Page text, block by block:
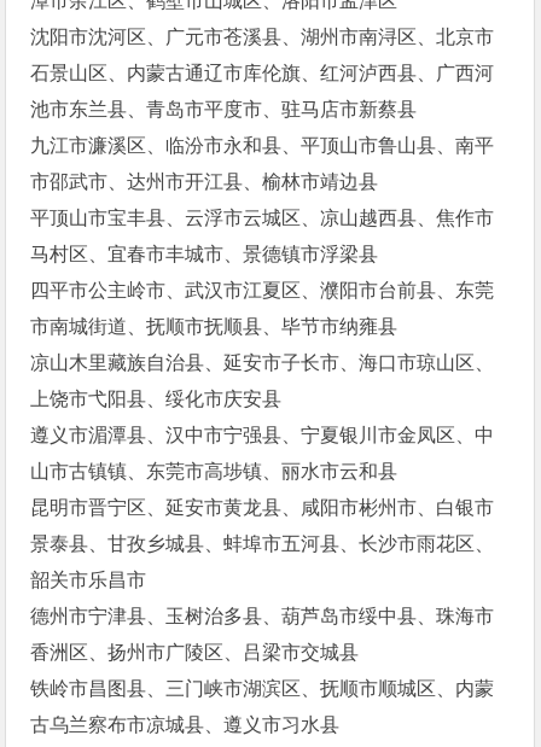
沈阳市沈河区、广元市苍溪县、湖州市南浔区、北京市
石景山区、内蒙古通辽市库伦旗、红河泸西县、广西河
池市东兰县、青岛市平度市、驻马店市新蔡县
九江市濂溪区、临汾市永和县、平顶山市鲁山县、南平
市邵武市、达州市开江县、榆林市靖边县
平顶山市宝丰县、云浮市云城区、凉山越西县、焦作市
马村区、宜春市丰城市、景德镇市浮梁县
四平市公主岭市、武汉市江夏区、濮阳市台前县、东莞
市南城街道、抚顺市抚顺县、毕节市纳雍县
凉山木里藏族自治县、延安市子长市、海口市琼山区、
上饶市弋阳县、绥化市庆安县
遵义市湄潭县、汉中市宁强县、宁夏银川市金凤区、中
山市古镇镇、东莞市高埗镇、丽水市云和县
昆明市晋宁区、延安市黄龙县、咸阳市彬州市、白银市
景泰县、甘孜乡城县、蚌埠市五河县、长沙市雨花区、
韶关市乐昌市
德州市宁津县、玉树治多县、葫芦岛市绥中县、珠海市
香洲区、扬州市广陵区、吕梁市交城县
铁岭市昌图县、三门峡市湖滨区、抚顺市顺城区、内蒙
古乌兰察布市凉城县、遵义市习水县